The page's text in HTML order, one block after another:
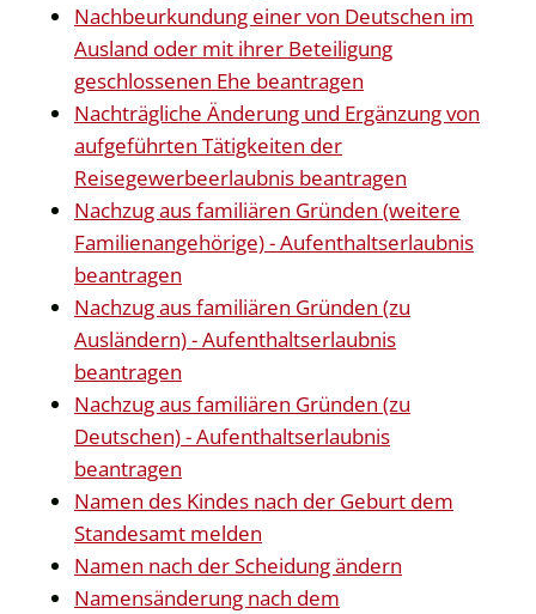
Nachbeurkundung einer von Deutschen im
Ausland oder mit ihrer Beteiligung
geschlossenen Ehe beantragen
Nachträgliche Änderung und Ergänzung von
aufgeführten Tätigkeiten der
Reisegewerbeerlaubnis beantragen
Nachzug aus familiären Gründen (weitere
Familienangehörige) - Aufenthaltserlaubnis
beantragen
Nachzug aus familiären Gründen (zu
Ausländern) - Aufenthaltserlaubnis
beantragen
Nachzug aus familiären Gründen (zu
Deutschen) - Aufenthaltserlaubnis
beantragen
Namen des Kindes nach der Geburt dem
Standesamt melden
Namen nach der Scheidung ändern
Namensänderung nach dem